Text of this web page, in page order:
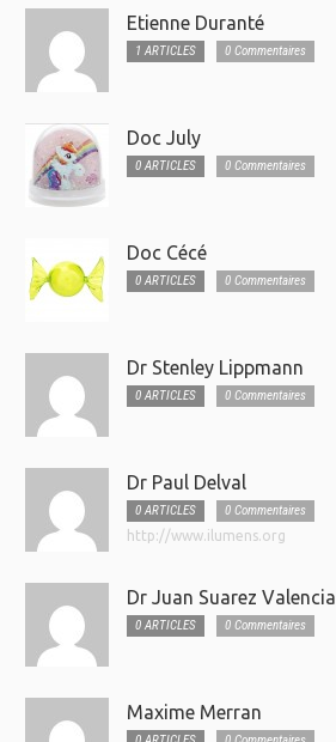
Etienne Duranté
1 ARTICLES 0 Commentaires
Doc July
0 ARTICLES 0 Commentaires
Doc Cécé
0 ARTICLES 0 Commentaires
Dr Stenley Lippmann
0 ARTICLES 0 Commentaires
Dr Paul Delval
0 ARTICLES
0 Commentaires
http://www.ilumens.org
Dr Juan Suarez Valencia
0 ARTICLES 0 Commentaires
Maxime Merran